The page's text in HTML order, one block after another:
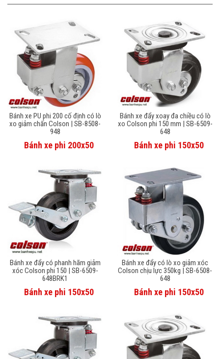
Bánh xe PU phi 200 cố định có lò
xo giảm chấn Colson | SB-8508-
948
Bánh xe phi 200x50
Bánh xe đẩy xoay đa chiều có lò
xo Colson phi 150 mm | SB-6509-
648
Bánh xe phi 150x50
Bánh xe đẩy có phanh hãm giảm
xóc Colson phi 150 | SB-6509-
648BRK1
Bánh xe phi 150x50
Bánh xe đẩy có lò xo giảm xóc
Colson chịu lực 350kg | SB-6508-
648
Bánh xe phi 150x50